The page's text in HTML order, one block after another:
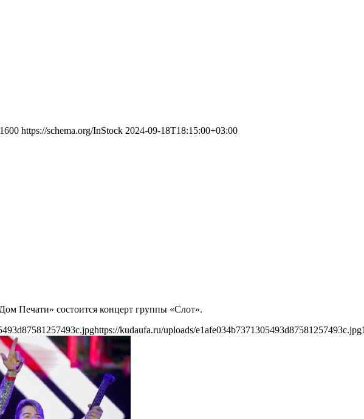
1600 https://schema.org/InStock 2024-09-18T18:15:00+03:00
Печати» состоится концерт группы «Слот».
https://kudaufa.ru/uploads/e1afe034b7371305493d87581257493c.jpg